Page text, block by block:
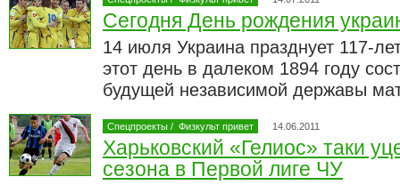
Сегодня День рождения
14 июля Украина празднует 117-
этот день в далеком 1894 году
будущей независимой державы
Спецпроекты / Физкульт привет 14.06.2011
Харьковский «Гелиос» таки
сезона в Первой лиге ЧУ